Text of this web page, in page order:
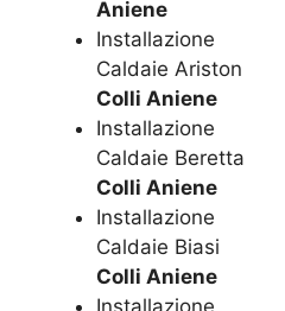
Aniene
Installazione
Caldaie Ariston
Colli Aniene
Installazione
Caldaie Beretta
Colli Aniene
Installazione
Caldaie Biasi
Colli Aniene
Installazione